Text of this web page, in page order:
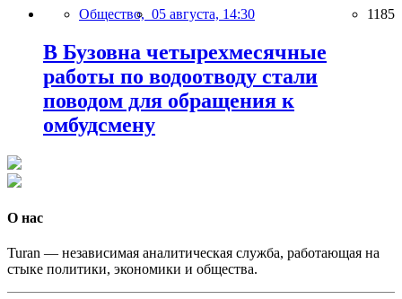
Общество, 05 августа, 14:30 1185
В Бузовна четырехмесячные
работы по водоотводу стали
поводом для обращения к
омбудсмену
О нас
Turan — независимая аналитическая служба, работающая на
стыке политики, экономики и общества.